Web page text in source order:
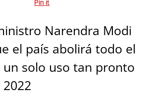
Pin it
Narendra Modi
el país abolirá todo el
un solo uso tan pronto